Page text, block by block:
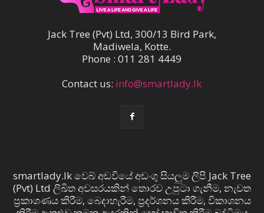
Jack Tree (Pvt) Ltd, 300/13 Bird Park,
Madiwela, Kotte.
Phone : 011 281 4449
Contact us: info@smartlady.lk
smartlady.lk වෙබ් අඩවියේ අඩංගු සියලුම ලිපි Jack Tree
(Pvt) Ltd ලිඛිත අවසරයකින් තොරව උපුටා ගැනීම, නැවත
ප්‍රකාශණය කිරීම, බෙදාහැරීම, ප්‍රදර්ශනය කිරීම, විකාශනය